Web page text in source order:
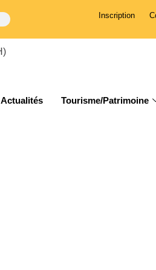
Inscription
Actualités Tourisme/Patrimoine